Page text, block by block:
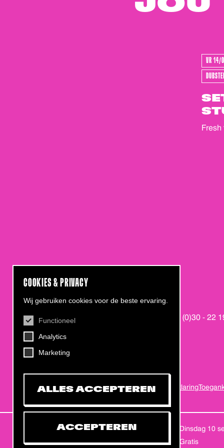
COOKIES & PRIVACY
Wij gebruiken cookies voor de beste ervaring.
Functioneel
Analytics
Marketing
ALLES ACCEPTEREN
ACCEPTERENDATUM dinsdag 10
Gratis
VR 14/
CONTACT
Helling 7, 3523 CB Utrecht
+31 (0)30 - 22
Algemene voorwaardenPrivacy verklaring